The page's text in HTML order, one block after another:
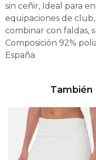
sin ceñir, Ideal para
equipaciones de
combinar con faldas,
Composición 92%
España
También